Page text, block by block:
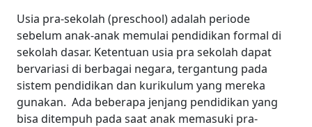
Usia pra-sekolah (preschool) adalah periode
sebelum anak-anak memulai pendidikan formal di
sekolah dasar. Ketentuan usia pra sekolah dapat
bervariasi di berbagai negara, tergantung pada
sistem pendidikan dan kurikulum yang mereka
gunakan. Ada beberapa jenjang pendidikan yang
bisa ditempuh pada saat anak memasuki pra-